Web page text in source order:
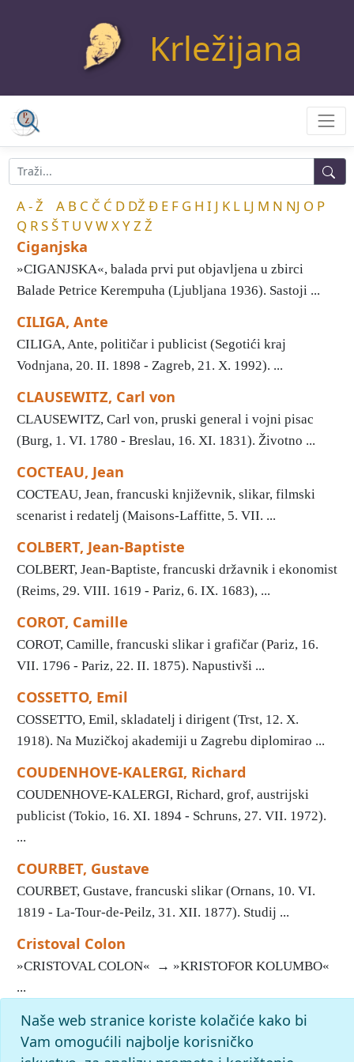
Krležijana
A - Ž A B C Č Ć D DŽ Đ E F G H I J K L LJ M N NJ O P
Q RSŠT U VWXYZ Ž
Ciganjska
»CIGANJSKA«, balada prvi put objavljena u zbirci
Balade Petrice Kerempuha (Ljubljana 1936). Sastoji ...
CILIGA, Ante
CILIGA, Ante, političar i publicist (Segotići kraj
Vodnjana, 20. II. 1898 - Zagreb, 21. X. 1992). ...
CLAUSEWITZ, Carl von
CLAUSEWITZ, Carl von, pruski general i vojni pisac
(Burg, 1. VI. 1780 - Breslau, 16. XI. 1831). Životno ...
COCTEAU, Jean
COCTEAU, Jean, francuski književnik, slikar, filmski
scenarist i redatelj (Maisons-Laffitte, 5. VII. ...
COLBERT, Jean-Baptiste
COLBERT, Jean-Baptiste, francuski državnik i ekonomist
(Reims, 29. VIII. 1619 - Pariz, 6. IX. 1683), ...
COROT, Camille
COROT, Camille, francuski slikar i grafičar (Pariz, 16.
VII. 1796 - Pariz, 22. II. 1875). Napustivši ...
COSSETTO, Emil
COSSETTO, Emil, skladatelj i dirigent (Trst, 12. X.
1918). Na Muzičkoj akademiji u Zagrebu diplomirao ...
COUDENHOVE-KALERGI, Richard
COUDENHOVE-KALERGI, Richard, grof, austrijski
publicist (Tokio, 16. XI. 1894 - Schruns, 27. VII. 1972).
...
COURBET, Gustave
COURBET, Gustave, francuski slikar (Ornans, 10. VI.
1819 - La-Tour-de-Peilz, 31. XII. 1877). Studij ...
Cristoval Colon
»CRISTOVAL COLON« → »KRISTOFOR KOLUMBO«
...
Početak « 21 22 23 24 25 26 27 28 29 30
pronađenih odgovora: 2101; vrijeme izvršavanja upita: 76
Naše web stranice koriste kolačiće kako bi
Vam omogućili najbolje korisničko